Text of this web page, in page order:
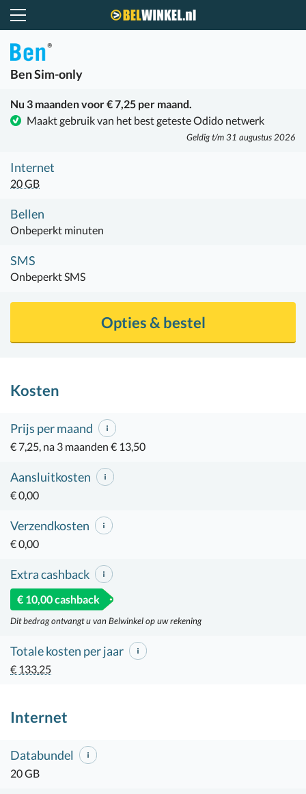
BenSim-only
Nu 3 maanden voor € 7,25 per maand.
Maakt gebruik van het best geteste Odido netwerk
Geldig t/m 31 augustus 2026
Internet
20 GB
Bellen
Onbeperkt minuten
SMS
Onbeperkt SMS
Opties & bestel
Kosten
Prijs per maand
€ 7,25, na 3 maanden € 13,50
Aansluitkosten
€ 0,00
Verzendkosten
€ 0,00
Extra cashback
€ 10,00 cashback
Dit bedrag ontvangt u van Belwinkel op uw rekening
Totale kosten per jaar
€ 133,25
Internet
Databundel
20 GB